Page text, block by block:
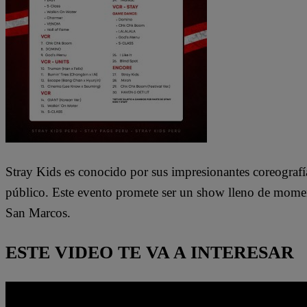
Stray Kids es conocido por sus impresionantes
público. Este evento promete ser un show lleno de
San Marcos.
ESTE VIDEO TE VA A INTERESAR